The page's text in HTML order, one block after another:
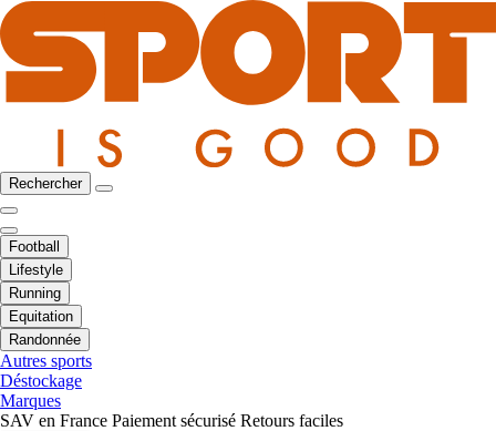
Rechercher
Football
Lifestyle
Running
Equitation
Randonnée
Autres sports
Déstockage
Marques
SAV en France Paiement sécurisé Retours faciles